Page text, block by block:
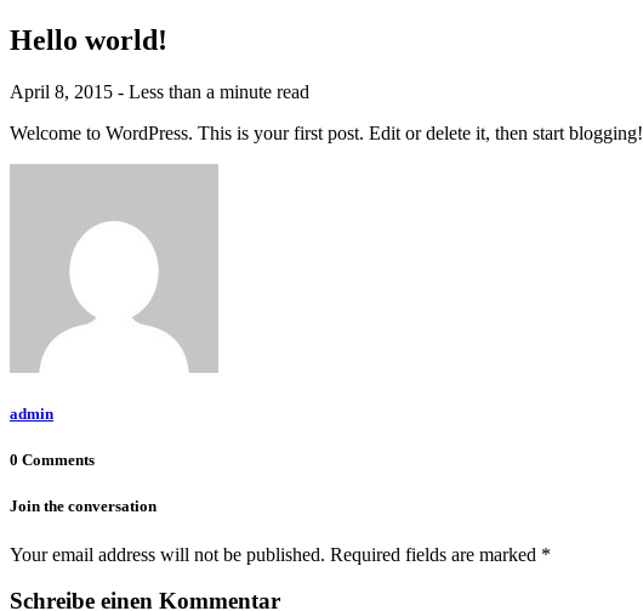
Hello world!
April 8, 2015 - Less than a minute read
Welcome to WordPress. This is your first post. Edit or delete it, then start blogging!
admin
0 Comments
Join the conversation
Your email address will not be published. Required fields are marked *
Schreibe einen Kommentar